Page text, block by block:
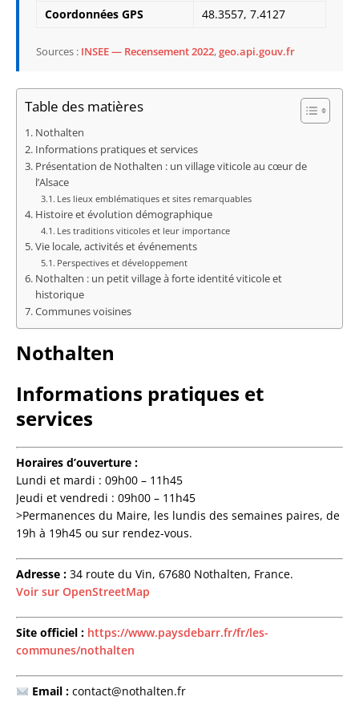
Coordonnées GPS
48.3557, 7.4127
Sources : INSEE — Recensement 2022,geo.api.gouv.fr
Table des matières
Nothalten
Informations pratiques et services
Présentation de Nothalten : un village viticole au cœur de
l’Alsace
Les lieux emblématiques et sites remarquables
Histoire et évolution démographique
Les traditions viticoles et leur importance
Vie locale, activités et événements
Perspectives et développement
Nothalten : un petit village à forte identité viticole et
historique
Communes voisines
Nothalten
Informations pratiques et
services
Horaires d’ouverture :
Lundi et mardi : 09h00 – 11h45
Jeudi et vendredi : 09h00 – 11h45
>Permanences du Maire, les lundis des semaines paires, de
19h à 19h45 ou sur rendez-vous.
Adresse : 34 route du Vin, 67680 Nothalten, France.
Voir sur OpenStreetMap
Site officiel : https://www.paysdebarr.fr/fr/les-
communes/nothalten
Email : contact@nothalten.fr